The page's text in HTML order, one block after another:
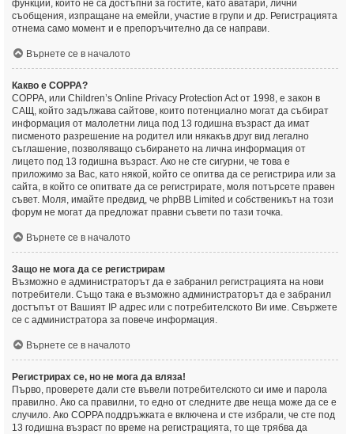
функции, които не са достъпни за гостите, като аватари, лични
съобщения, изпращане на емейли, участие в групи и др. Регистрацията
отнема само момент и е препоръчително да се направи.
Върнете се в началото
Какво е COPPA?
COPPA, или Children’s Online Privacy Protection Act от 1998, е закон в
САЩ, който задължава сайтове, които потенциално могат да събират
информация от малолетни лица под 13 годишна възраст да имат
писменото разрешение на родител или някакъв друг вид легално
съглашение, позволяващо събирането на лична информация от
лицето под 13 годишна възраст. Ако не сте сигурни, че това е
приложимо за Вас, като някой, който се опитва да се регистрира или за
сайта, в който се опитвате да се регистрирате, моля потърсете правен
съвет. Моля, имайте предвид, че phpBB Limited и собственикът на този
форум не могат да предложат правни съвети по тази точка.
Върнете се в началото
Защо не мога да се регистрирам
Възможно е администраторът да е забранил регистрацията на нови
потребители. Също така е възможно администраторът да е забранил
достъпът от Вашият IP адрес или с потребителското Ви име. Свържете
се с администратора за повече информация.
Върнете се в началото
Регистрирах се, но не мога да вляза!
Първо, проверете дали сте въвели потребителското си име и парола
правилно. Ако са правилни, то едно от следните две неща може да се е
случило. Ако COPPA поддръжката е включена и сте избрали, че сте под
13 годишна възраст по време на регистрацията, то ще трябва да